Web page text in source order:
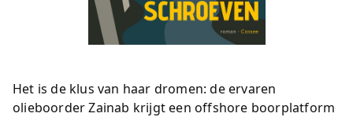
Het is de klus van haar dromen: de ervaren
olieboorder Zainab krijgt een offshore boorplatform